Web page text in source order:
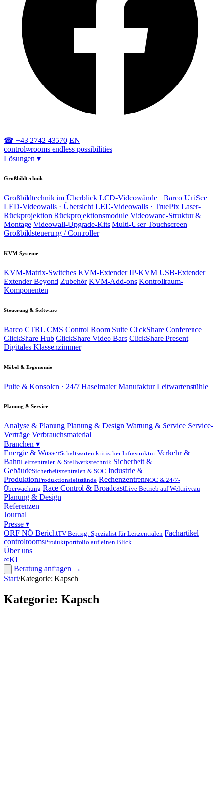
☎ +43 2742 43570 EN
control∞rooms endless possibilities
Lösungen ▾
Großbildtechnik
Großbildtechnik im Überblick LCD-Videowände · Barco UniSee
LED-Videowalls · Übersicht LED-Videowalls · TruePix Laser-
Rückprojektion Rückprojektionsmodule Videowand-Struktur &
Montage Videowall-Upgrade-Kits Multi-User Touchscreen
Großbildsteuerung / Controller
KVM-Systeme
KVM-Matrix-Switches KVM-Extender IP-KVM USB-Extender
Extender Beyond Zubehör KVM-Add-ons Kontrollraum-
Komponenten
Steuerung & Software
Barco CTRL CMS Control Room Suite ClickShare Conference
ClickShare Hub ClickShare Video Bars ClickShare Present
Digitales Klassenzimmer
Möbel & Ergonomie
Pulte & Konsolen · 24/7 Haselmaier Manufaktur Leitwartenstühle
Planung & Service
Analyse & Planung Planung & Design Wartung & Service Service-
Verträge Verbrauchsmaterial
Branchen ▾
Energie & WasserSchaltwarten kritischer Infrastruktur Verkehr &
BahnLeitzentralen & Stellwerkstechnik Sicherheit &
GebäudeSicherheitszentralen & SOC Industrie &
ProduktionProduktionsleitstände RechenzentrenNOC & 24/7-
Überwachung Race Control & BroadcastLive-Betrieb auf Weltniveau
Planung & Design
Referenzen
Journal
Presse ▾
ORF NÖ BerichtTV-Beitrag: Spezialist für Leitzentralen Fachartikel
controlroomsProduktportfolio auf einen Blick
Über uns
∞KI
Beratung anfragen →
Start/Kategorie: Kapsch
Kategorie: Kapsch